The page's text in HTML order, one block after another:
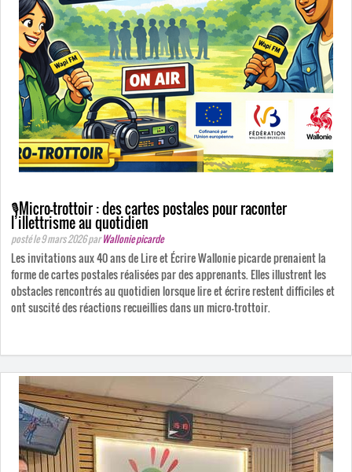
🎙️Micro-trottoir : des cartes postales pour raconter
l’illettrisme au quotidien
posté le 9 mars 2026parWallonie picarde
Les invitations aux 40 ans de Lire et Écrire Wallonie picarde prenaient la
forme de cartes postales réalisées par des apprenants. Elles illustrent les
obstacles rencontrés au quotidien lorsque lire et écrire restent difficiles et
ont suscité des réactions recueillies dans un micro-trottoir.